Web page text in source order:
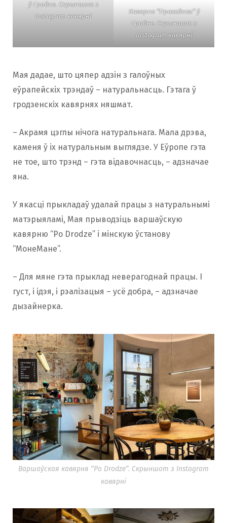
ў Гродне. Скрыншот з
Instagram кавярні
Кавярня “Прахадная” ў
Гродне. Скрыншот з
Instagram кавярні
Мая дадае, што цяпер адзін з галоўных
еўрапейскіх трэндаў – натуральнасць. Гэтага ў
гродзенскіх кавярнях няшмат.
– Акрамя цэглы нічога натуральнага. Мала дрэва,
каменя ў іх натуральным выглядзе. У Еўропе гэта
не тое, што трэнд – гэта відавочнасць, – адзначае
яна.
У якасці прыкладаў удалай працы з натуральнымі
матэрыяламі, Мая прыводзіць варшаўскую
кавярню “Po Drodze” і мінскую ўстанову
“МонеМане”.
– Для мяне гэта прыклад неверагоднай працы. І
густ, і ідэя, і рэалізацыя – усё добра, – адзначае
дызайнерка.
Варшаўская кавярня “Po Drodze”. Скрыншот з Instagram
кавярні